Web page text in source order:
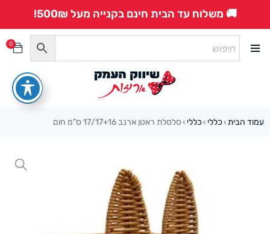
🚚 משלוח עד הבית חינם בקנייה מעל 500₪!
0
עמוד הבית › כללי › כללי › סלסלת ראטן ארנב 17/17+16 ס”מ חום